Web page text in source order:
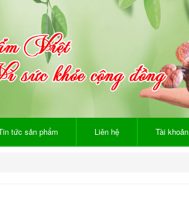
tức sản phẩm Liên hệ Tài khoản